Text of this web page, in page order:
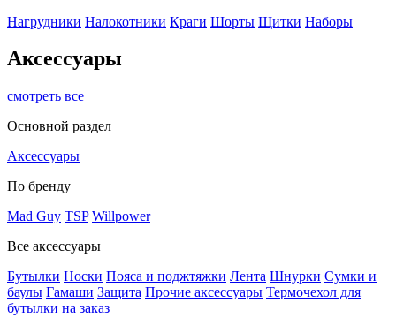
Нагрудники Налокотники Краги Шорты Щитки Наборы
Аксессуары
смотреть все
Основной раздел
Аксессуары
По бренду
Mad Guy TSP Willpower
Все аксессуары
Бутылки Носки Пояса и поджтяжки Лента Шнурки Сумки и
баулы Гамаши Защита Прочие аксессуары Термочехол для
бутылки на заказ